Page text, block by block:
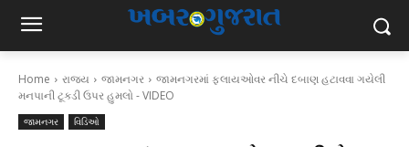
Home રાજ્ય જામનગર
જામનગરમાં ફ્લાયઓવર નીચે દબાણ હટાવવા ગયેલી
મનપાની ટૂકડી ઉપર હુમલો - VIDEO
જામનગર વિડિઓ